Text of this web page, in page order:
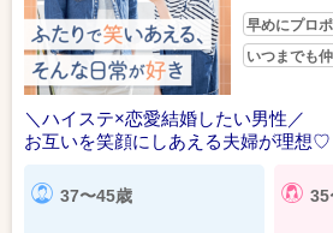
早めにプロ
いつまでも
＼ハイステ×恋愛結婚したい男性／
お互いを笑顔にしあえる夫婦が理想♡
37〜45歳 35